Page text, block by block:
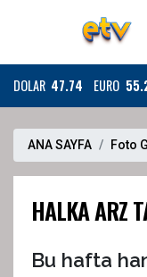
DOLAR 47.74 EURO
ANA SAYFA Foto
HALKA ARZ
Bu hafta